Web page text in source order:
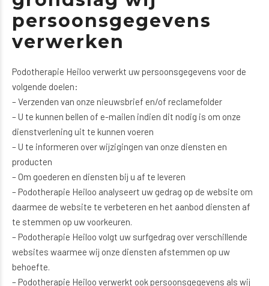
persoonsgegevens
verwerken
Podotherapie Heiloo verwerkt uw persoonsgegevens voor de
volgende doelen:
– Verzenden van onze nieuwsbrief en/of reclamefolder
– U te kunnen bellen of e-mailen indien dit nodig is om onze
dienstverlening uit te kunnen voeren
– U te informeren over wijzigingen van onze diensten en
producten
– Om goederen en diensten bij u af te leveren
– Podotherapie Heiloo analyseert uw gedrag op de website om
daarmee de website te verbeteren en het aanbod diensten af
te stemmen op uw voorkeuren.
– Podotherapie Heiloo volgt uw surfgedrag over verschillende
websites waarmee wij onze diensten afstemmen op uw
behoefte.
– Podotherapie Heiloo verwerkt ook persoonsgegevens als wij